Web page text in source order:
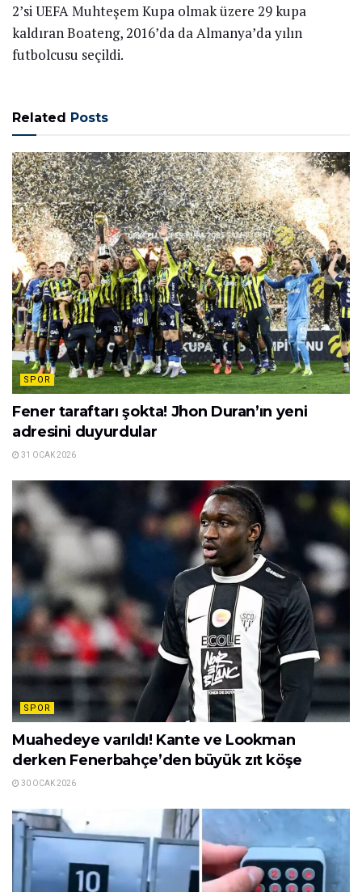
2’si UEFA Muhteşem Kupa olmak üzere 29 kupa
kaldıran Boateng, 2016’da da Almanya’da yılın
futbolcusu seçildi.
Related Posts
SPOR
Fener taraftarı şokta! Jhon Duran’ın yeni
adresini duyurdular
31 OCAK 2026
SPOR
Muahedeye varıldı! Kante ve Lookman
derken Fenerbahçe’den büyük zıt köşe
30 OCAK 2026